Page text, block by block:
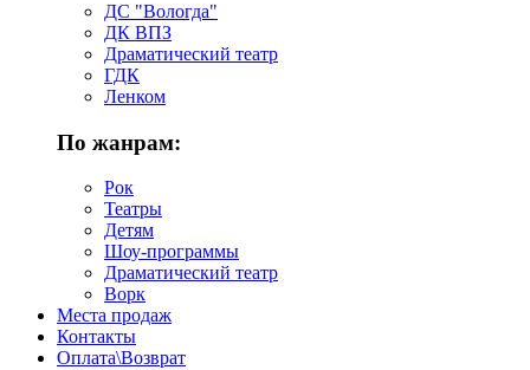
ДС "Вологда"
ДК ВПЗ
Драматический театр
ГДК
Ленком
По жанрам:
Рок
Театры
Детям
Шоу-программы
Драматический театр
Ворк
Места продаж
Контакты
Оплата\Возврат